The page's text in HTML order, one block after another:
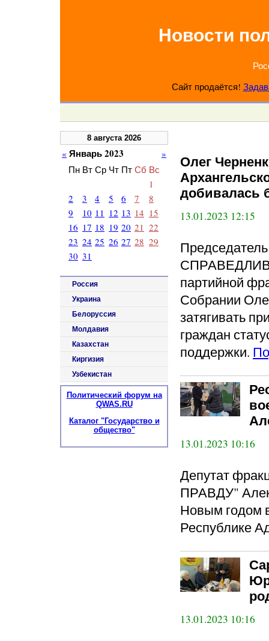
Новости
Сайт продаётся!
Олег
добивалась
13.01.2023 12:15
партийной
Собрании
затягивать
граждан
поддержки.
13.01.2023 10:16
Депутат
ПРАВДУ"
Новым годом
Республике
13.01.2023 10:16
8 августа 2026
« Январь 2023
»
Пн Вт Ср Чт Пт Сб Вс
1
2
3 4 5 6 7
8
9
10 11 12 13 14 15
16 17 18 19 20 21 22
23 24 25 26 27 28 29
30 31
Россия
Украина
Белоруссия
Молдавия
Казахстан
Киргизия
Узбекистан
Политический форум на
QWAS.RU
Каталог "Государство и
общество"